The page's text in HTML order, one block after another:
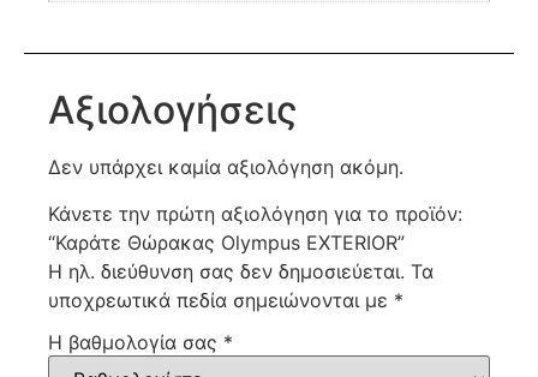
Αξιολογήσεις
Δεν υπάρχει καμία αξιολόγηση ακόμη.
Κάνετε την πρώτη αξιολόγηση για το προϊόν:
“Καράτε Θώρακας Olympus EXTERIOR”
Η ηλ. διεύθυνση σας δεν δημοσιεύεται. Τα
υποχρεωτικά πεδία σημειώνονται με *
Η βαθμολογία σας *